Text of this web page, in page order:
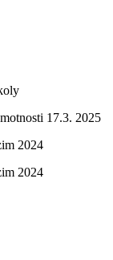
17.3. 2025
2024
2024